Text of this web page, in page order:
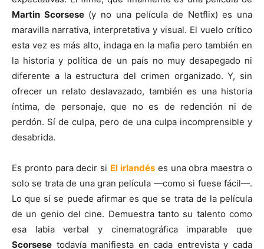
Martin Scorsese(y no una película de Netflix) es una
maravilla narrativa, interpretativa y visual. El vuelo crítico
esta vez es más alto, indaga en la mafia pero también en
la historia y política de un país no muy desapegado ni
diferente a la estructura del crimen organizado. Y, sin
ofrecer un relato deslavazado, también es una historia
íntima, de personaje, que no es de redención ni de
perdón. Sí de culpa, pero de una culpa incomprensible y
desabrida.
Es pronto para decir si El irlandéses una obra maestra o
solo se trata de una gran película —como si fuese fácil—.
Lo que sí se puede afirmar es que se trata de la película
de un genio del cine. Demuestra tanto su talento como
esa labia verbal y cinematográfica imparable que
Scorsese todavía manifiesta en cada entrevista y cada